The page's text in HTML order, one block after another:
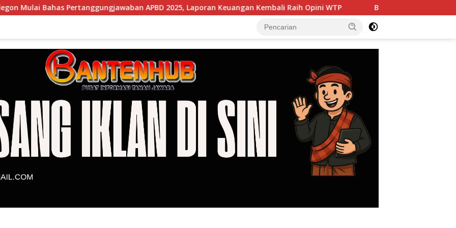
Pertanggungjawaban APBD 2025, Laporan Keuangan Kembali Raih Opini WTP Banjir hingga PJU Harus Jadi